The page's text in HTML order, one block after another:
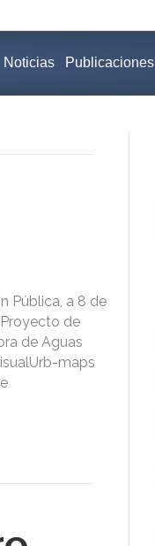
Noticias Publicaciones
Pública, a 8 de
de
de Aguas
maps